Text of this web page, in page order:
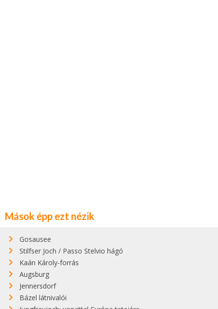
Mások épp ezt nézik
Gosausee
Stilfser Joch / Passo Stelvio hágó
Kaán Károly-forrás
Augsburg
Jennersdorf
Bázel látnivalói